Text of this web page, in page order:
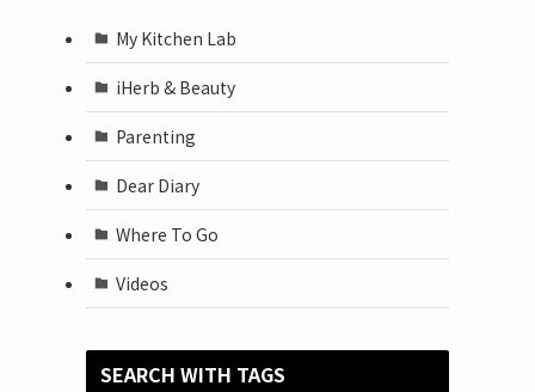
My Kitchen Lab
iHerb & Beauty
Parenting
Dear Diary
Where To Go
Videos
SEARCH WITH TAGS